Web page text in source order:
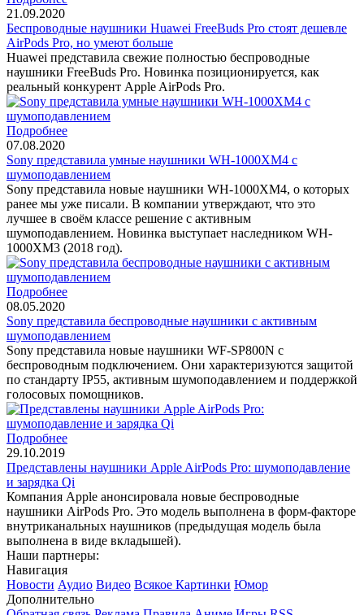
21.09.2020
Беспроводные наушники Huawei FreeBuds Pro стоят дешевле
AirPods Pro, но умеют больше
Huawei представила свежие полностью беспроводные
наушники FreeBuds Pro. Новинка позиционируется, как
реальный конкурент Apple AirPods Pro.
Подробнее
07.08.2020
Sony представила умные наушники WH-1000XM4 с
шумоподавлением
Sony представила новые наушники WH-1000XM4, о которых
ранее мы уже писали. В компании утверждают, что это
лучшее в своём классе решение с активным
шумоподавлением. Новинка выступает наследником WH-
1000XM3 (2018 год).
Подробнее
08.05.2020
Sony представила беспроводные наушники с активным
шумоподавлением
Sony представила новые наушники WF-SP800N с
беспроводным подключением. Они характеризуются защитой
по стандарту IP55, активным шумоподавлением и поддержкой
голосовых помощников.
Подробнее
29.10.2019
Представлены наушники Apple AirPods Pro: шумоподавление
и зарядка Qi
Компания Apple анонсировала новые беспроводные
наушники AirPods Pro. Это модель выполнена в форм-факторе
внутриканальных наушников (предыдущая модель была
выполнена в виде вкладышей).
Наши партнеры:
Навигация
Новости Аудио Видео Всякое Картинки Юмор
Дополнительно